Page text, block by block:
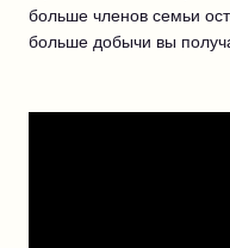
больше членов семьи
больше добычи вы